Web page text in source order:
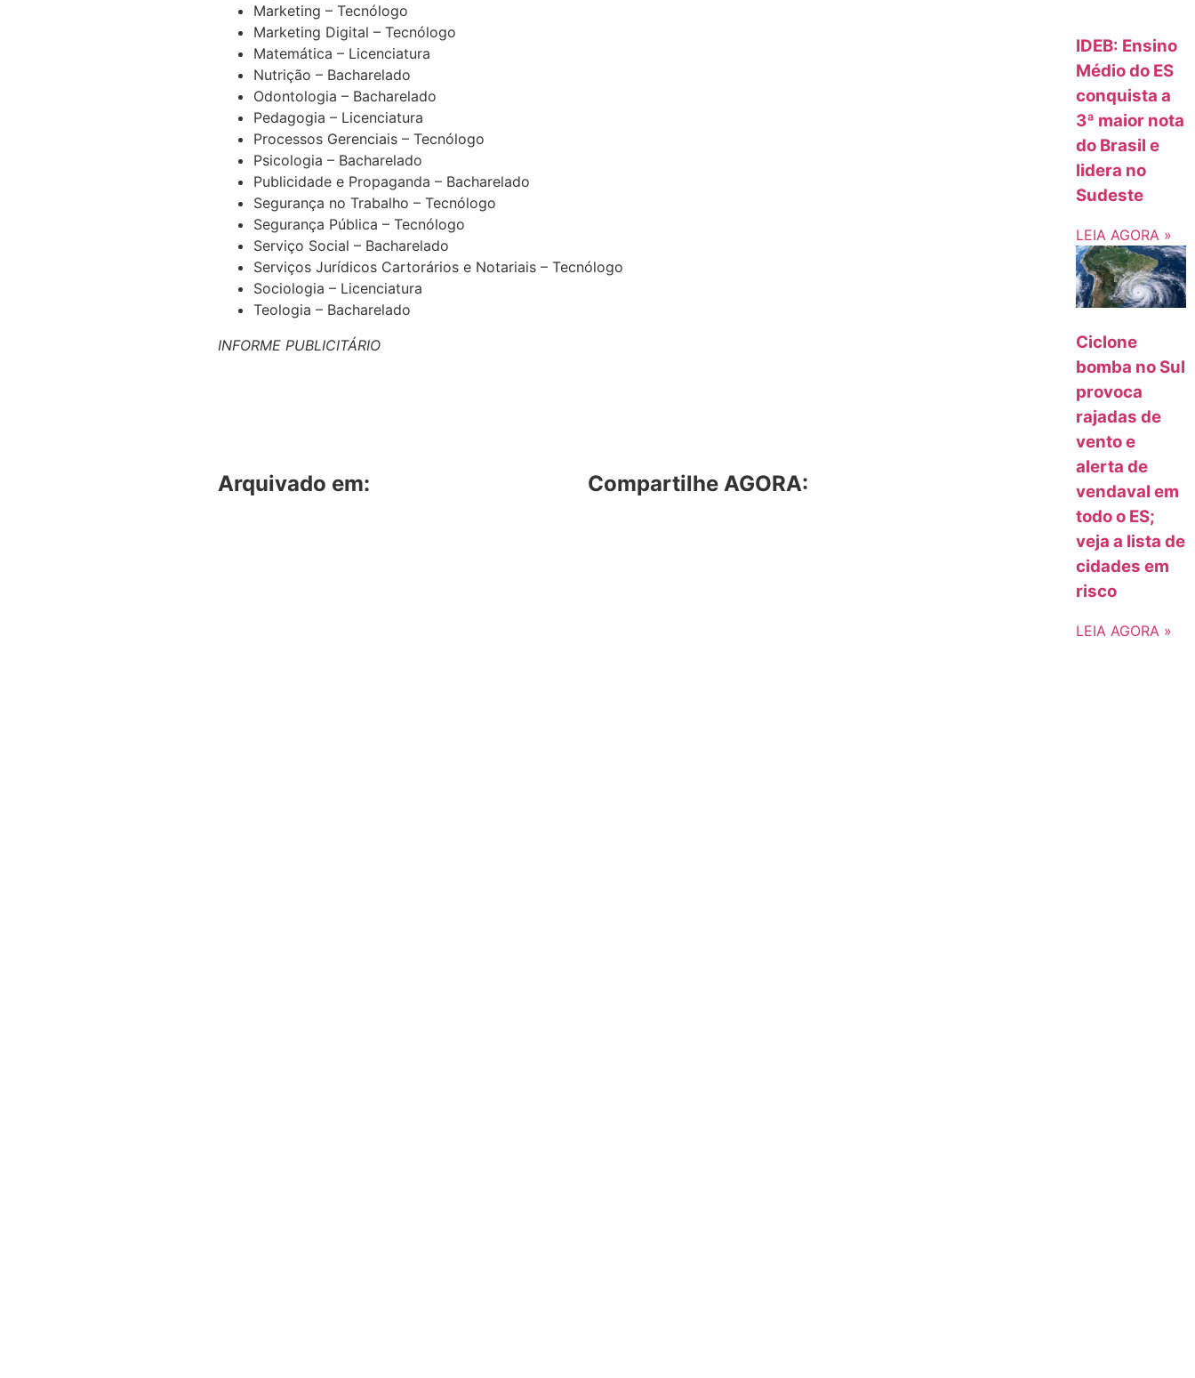
Marketing – Tecnólogo
Marketing Digital – Tecnólogo
Matemática – Licenciatura
Nutrição – Bacharelado
Odontologia – Bacharelado
Pedagogia – Licenciatura
Processos Gerenciais – Tecnólogo
Psicologia – Bacharelado
Publicidade e Propaganda – Bacharelado
Segurança no Trabalho – Tecnólogo
Segurança Pública – Tecnólogo
Serviço Social – Bacharelado
Serviços Jurídicos Cartorários e Notariais – Tecnólogo
Sociologia – Licenciatura
Teologia – Bacharelado
INFORME PUBLICITÁRIO
Arquivado em: Compartilhe AGORA:
IDEB: Ensino
Médio do ES
conquista a
3ª maior nota
do Brasil e
lidera no
Sudeste
LEIA AGORA »
Ciclone
bomba no Sul
provoca
rajadas de
vento e
alerta de
vendaval em
todo o ES;
veja a lista de
cidades em
risco
LEIA AGORA »